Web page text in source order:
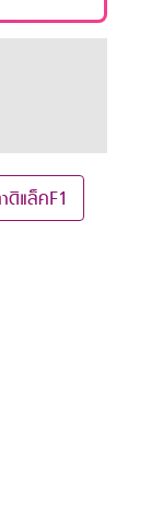
ดิแล็คF1